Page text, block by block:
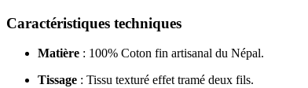
Caractéristiques techniques
Matière : 100% Coton fin artisanal du Népal.
Tissage : Tissu texturé effet tramé deux fils.